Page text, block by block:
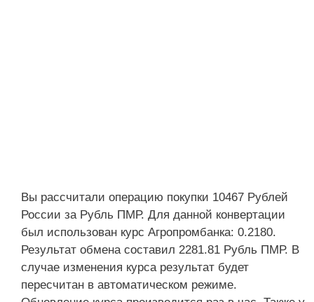
Вы рассчитали операцию покупки 10467 Рублей
России за Рубль ПМР. Для данной конвертации
был использован курс Агропромбанка: 0.2180.
Результат обмена составил 2281.81 Рубль ПМР. В
случае изменения курса результат будет
пересчитан в автоматическом режиме.